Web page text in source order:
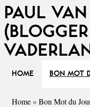
PAUL
HOME BON MOT
Home » Bon Mot du